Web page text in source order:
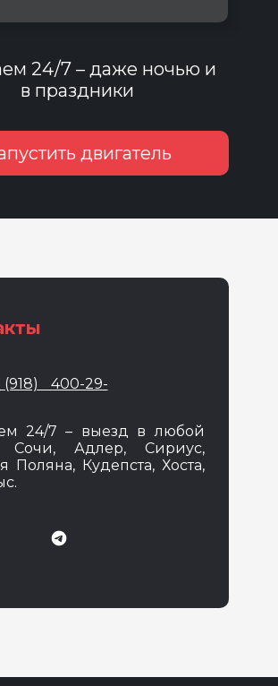
24/7 – даже ночью и
в праздники
двигатель
400-29-
24/7 – выезд в любой
Сочи, Адлер, Сириус,
Поляна, Кудепста, Хоста,